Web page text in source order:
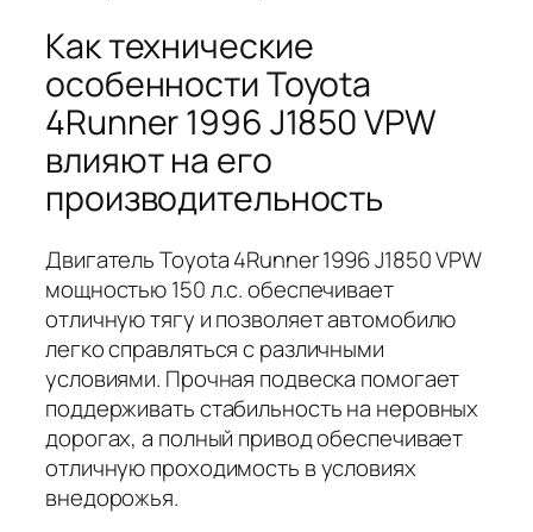
Как технические
особенности Toyota
4Runner 1996 J1850 VPW
влияют на его
производительность
Двигатель Toyota 4Runner 1996 J1850 VPW
мощностью 150 л.с. обеспечивает
отличную тягу и позволяет автомобилю
легко справляться с различными
условиями. Прочная подвеска помогает
поддерживать стабильность на неровных
дорогах, а полный привод обеспечивает
отличную проходимость в условиях
внедорожья.